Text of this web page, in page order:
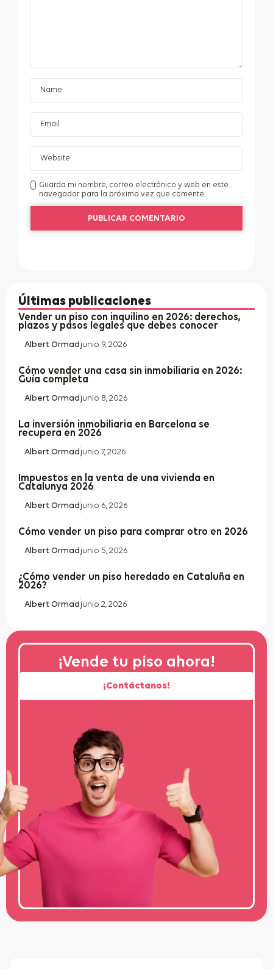
Guarda mi nombre, correo electrónico y web en este
navegador para la próxima vez que comente.
Últimas publicaciones
Vender un piso con inquilino en 2026: derechos,
plazos y pasos legales que debes conocer
Albert Ormad junio 9, 2026
Cómo vender una casa sin inmobiliaria en 2026:
Guía completa
Albert Ormad junio 8, 2026
La inversión inmobiliaria en Barcelona se
recupera en 2026
Albert Ormad junio 7, 2026
Impuestos en la venta de una vivienda en
Catalunya 2026
Albert Ormad junio 6, 2026
Cómo vender un piso para comprar otro en 2026
Albert Ormad junio 5, 2026
¿Cómo vender un piso heredado en Cataluña en
2026?
Albert Ormad junio 2, 2026
¡Vende tu piso ahora!
¡Contáctanos!